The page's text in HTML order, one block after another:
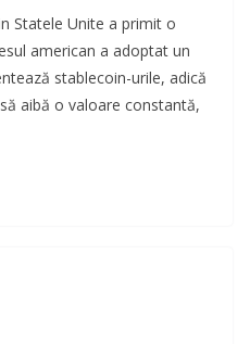
Statele Unite a primit o
american a adoptat un
stablecoin-urile, adică
aibă o valoare constantă,